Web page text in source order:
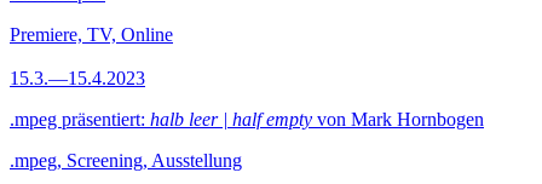
Premiere, TV, Online
15.3.—15.4.2023
.mpeg präsentiert: halb leer | half empty von Mark Hornbogen
.mpeg, Screening, Ausstellung